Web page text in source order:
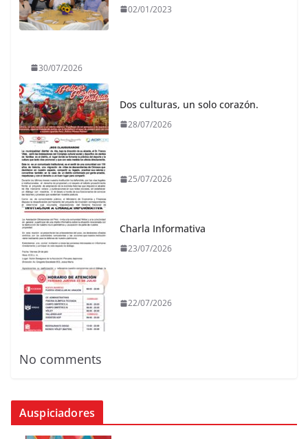
02/01/2023
30/07/2026
Dos culturas, un solo corazón.
28/07/2026
25/07/2026
Charla Informativa
23/07/2026
22/07/2026
No comments
Auspiciadores